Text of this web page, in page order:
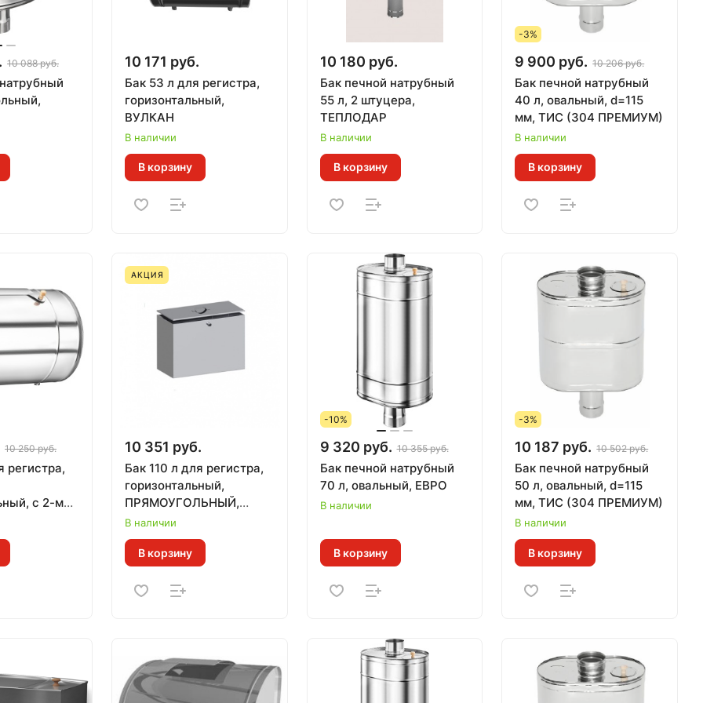
10 088 руб. 10 171 руб.
Бак 53 л для регистра,
горизонтальный,
ВУЛКАН
В наличии
В корзину
10 180 руб.
Бак печной натрубный
55 л, 2 штуцера,
ТЕПЛОДАР
В наличии
В корзину
-3%
9 900 руб. 10 206 руб.
Бак печной натрубный
40 л, овальный, d=115
мм, ТИС (304 ПРЕМИУМ)
В наличии
В корзину
10 250 руб.
регистра,
с 2-мя
для
воды
АКЦИЯ
10 351 руб.
Бак 110 л для регистра,
горизонтальный,
ПРЯМОУГОЛЬНЫЙ,
ВЕЗУВИЙ
В наличии
В корзину
-10%
9 320 руб. 10 355 руб.
Бак печной натрубный
70 л, овальный, ЕВРО
В наличии
В корзину
-3%
10 187 руб. 10 502 руб.
Бак печной натрубный
50 л, овальный, d=115
мм, ТИС (304 ПРЕМИУМ)
В наличии
В корзину